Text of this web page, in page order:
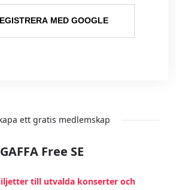
MED GOOGLE
ett gratis medlemskap
GAFFA Free SE
till utvalda konserter och